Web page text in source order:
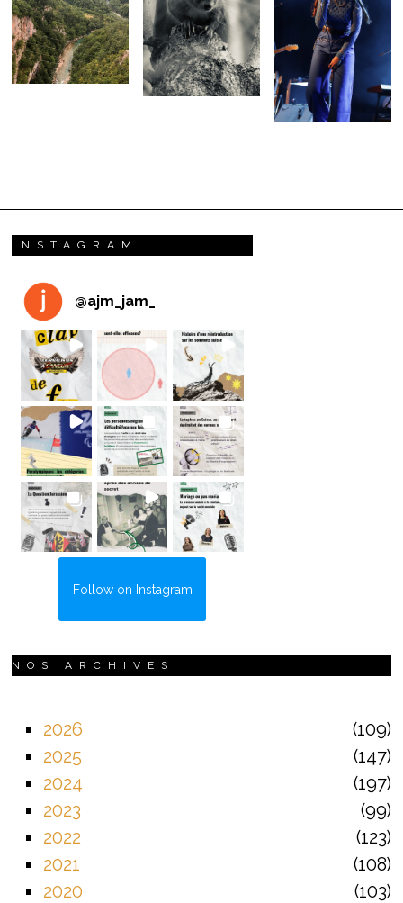
INSTAGRAM
@ajm_jam_
Follow on Instagram
NOS ARCHIVES
2026
109
2025
147
2024
197
2023
99
2022
123
2021
108
2020
103